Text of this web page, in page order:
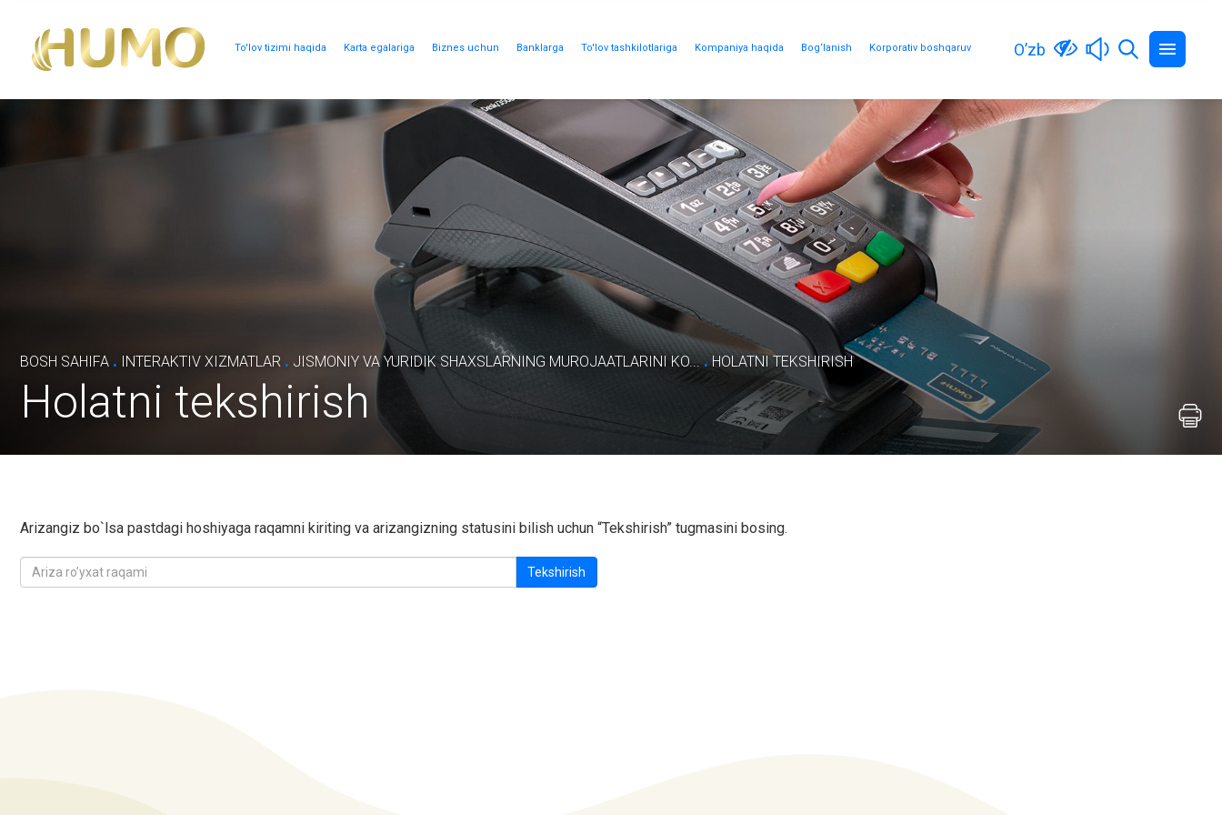
To'lov tizimi haqida Karta egalariga Biznes uchun Banklarga To'lov tashkilotlariga Kompaniya haqida Bog‘lanish Korporativ boshqaruv O’zb
BOSH SAHIFA . INTERAKTIV XIZMATLAR . JISMONIY VA YURIDIK SHAXSLARNING MUROJAATLARINI KO... .HOLATNI TEKSHIRISH
Holatni tekshirish
Аrizаngiz bo`lsa pastdagi hoshiyagа rаqamni kiriting va аrizаngizning statusini bilish uchun “Tekshirish” tugmasini bosing.
Tekshirish